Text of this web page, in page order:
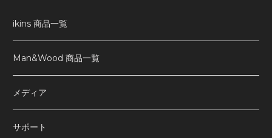
ikins 商品一覧
Man&Wood 商品一覧
メディア
サポート